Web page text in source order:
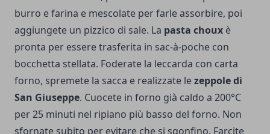
burro e farina e mescolate per farle assorbire, poi
aggiungete un pizzico di sale. La pasta choux è
pronta per essere trasferita in sac-à-poche con
bocchetta stellata. Foderate la leccarda con carta
forno, spremete la sacca e realizzate lezeppole di
San Giuseppe. Cuocete in forno già caldo a 200°C
per 25 minuti nel ripiano più basso del forno. Non
sfornate subito per evitare che si sgonfino. Farcite